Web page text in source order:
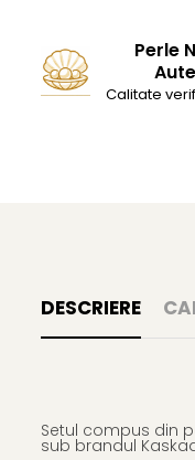
Perle
Calitate
DESCRIERE
Setul compus din
sub brandul